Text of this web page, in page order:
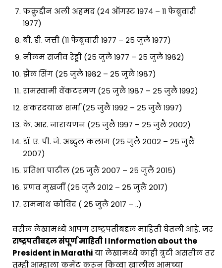
फक्रुद्दीन अली अहमद (२४ ऑगस्ट १९७४ – ११ फेब्रुवारी
१९७७)
बी. डी. जत्ती (११ फेब्रुवारी १९७७ – २५ जुलै १९७७)
नीलम संजीव रेड्डी (२५ जुलै १९७७ – २५ जुलै १९८२)
झैल सिंग (२५ जुलै १९८२ – २५ जुलै १९८७)
रामस्वामी वेंकटरमण (२५ जुलै १९८७ – २५ जुलै १९९२)
शंकरदयाळ शर्मा (२५ जुलै १९९२ – २५ जुलै १९९७)
के. आर. नारायणन (२५ जुलै १९९७ – २५ जुलै २००२)
डॉ. ए. पी. जे. अब्दुल कलाम (२५ जुलै २००२ – २५ जुलै
२००७)
प्रतिभा पाटील (२५ जुलै २००७ – २५ जुलै २०१५)
प्रणव मुखर्जी (२५ जुलै २०१२ – २५ जुलै २०१७)
रामनाथ कोविंद ( २५ जुलै २०१७ – ..)
वरील लेखामध्ये आपण राष्ट्रपतीबद्दल माहिती घेतली आहे. जर
राष्ट्रपतीबद्दल संपूर्ण माहिती । Information about the
President in Marathiया लेखामध्ये काही त्रुटी असतील तर
तुम्ही आम्हाला कमेंट करून किव्वा खालील आमच्या